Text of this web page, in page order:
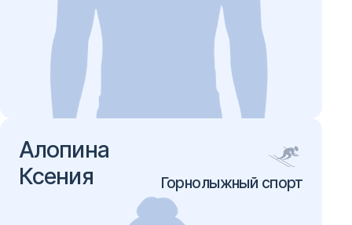
Алопина
Ксения
Горнолыжный спорт